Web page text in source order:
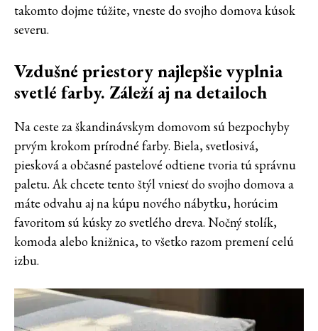
takomto dojme túžite, vneste do svojho domova kúsok
severu.
Vzdušné priestory najlepšie vyplnia
svetlé farby. Záleží aj na detailoch
Na ceste za škandinávskym domovom sú bezpochyby
prvým krokom prírodné farby. Biela, svetlosivá,
piesková a občasné pastelové odtiene tvoria tú správnu
paletu. Ak chcete tento štýl vniesť do svojho domova a
máte odvahu aj na kúpu nového nábytku, horúcim
favoritom sú kúsky zo svetlého dreva. Nočný stolík,
komoda alebo knižnica, to všetko razom premení celú
izbu.